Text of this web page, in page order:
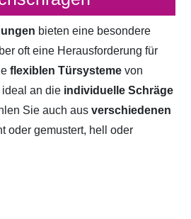
bieten eine besondere
oft eine Herausforderung für
flexiblen Türsystemevon
an die individuelle Schräge
Sie auch ausverschiedenen
oder gemustert, hell oder